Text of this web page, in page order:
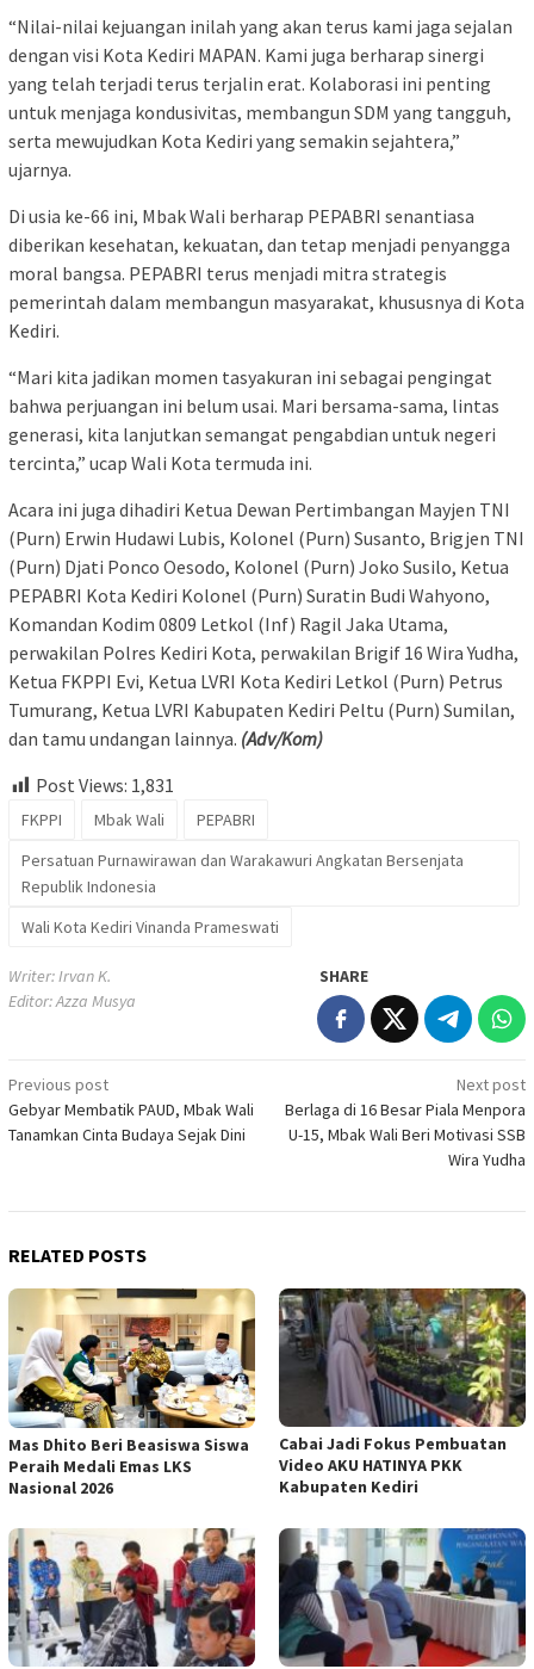
“Nilai-nilai kejuangan inilah yang akan terus kami jaga sejalan
dengan visi Kota Kediri MAPAN. Kami juga berharap sinergi
yang telah terjadi terus terjalin erat. Kolaborasi ini penting
untuk menjaga kondusivitas, membangun SDM yang tangguh,
serta mewujudkan Kota Kediri yang semakin sejahtera,”
ujarnya.
Di usia ke-66 ini, Mbak Wali berharap PEPABRI senantiasa
diberikan kesehatan, kekuatan, dan tetap menjadi penyangga
moral bangsa. PEPABRI terus menjadi mitra strategis
pemerintah dalam membangun masyarakat, khususnya di Kota
Kediri.
“Mari kita jadikan momen tasyakuran ini sebagai pengingat
bahwa perjuangan ini belum usai. Mari bersama-sama, lintas
generasi, kita lanjutkan semangat pengabdian untuk negeri
tercinta,” ucap Wali Kota termuda ini.
Acara ini juga dihadiri Ketua Dewan Pertimbangan Mayjen TNI
(Purn) Erwin Hudawi Lubis, Kolonel (Purn) Susanto, Brigjen TNI
(Purn) Djati Ponco Oesodo, Kolonel (Purn) Joko Susilo, Ketua
PEPABRI Kota Kediri Kolonel (Purn) Suratin Budi Wahyono,
Komandan Kodim 0809 Letkol (Inf) Ragil Jaka Utama,
perwakilan Polres Kediri Kota, perwakilan Brigif 16 Wira Yudha,
Ketua FKPPI Evi, Ketua LVRI Kota Kediri Letkol (Purn) Petrus
Tumurang, Ketua LVRI Kabupaten Kediri Peltu (Purn) Sumilan,
dan tamu undangan lainnya. (Adv/Kom)
Post Views: 1,831
FKPPI Mbak Wali
PEPABRI
Persatuan Purnawirawan dan Warakawuri Angkatan Bersenjata
Republik Indonesia
Wali Kota Kediri Vinanda Prameswati
Writer: Irvan K.
Editor: Azza Musya
SHARE
Post
navigation
Previous post
Gebyar Membatik PAUD, Mbak Wali
Tanamkan Cinta Budaya Sejak Dini
Next post
Berlaga di 16 Besar Piala Menpora
U-15, Mbak Wali Beri Motivasi SSB
Wira Yudha
RELATED POSTS
Mas Dhito Beri Beasiswa Siswa
Peraih Medali Emas LKS
Nasional 2026
Cabai Jadi Fokus Pembuatan
Video AKU HATINYA PKK
Kabupaten Kediri